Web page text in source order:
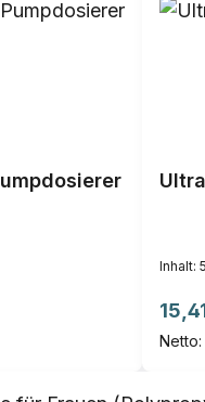
Inhalt:
Netto: